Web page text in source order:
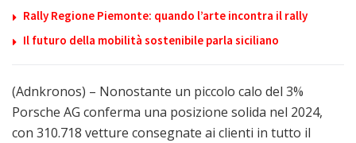
Rally Regione Piemonte: quando l’arte incontra il rally
Il futuro della mobilità sostenibile parla siciliano
(Adnkronos) – Nonostante un piccolo calo del 3%
Porsche AG conferma una posizione solida nel 2024,
con 310.718 vetture consegnate ai clienti in tutto il